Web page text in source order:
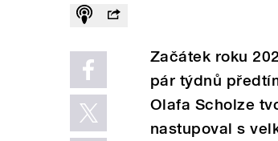
Začátek roku
pár týdnů
Olafa Scholze
nastupoval s